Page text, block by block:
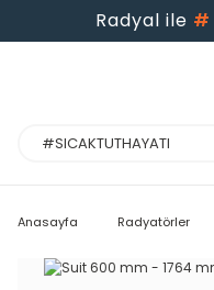
Radyal ile #
Anasayfa Radyatörler